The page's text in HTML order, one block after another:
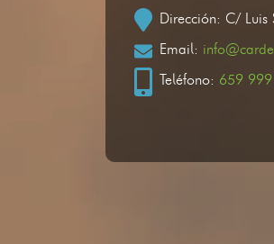
Dirección: C/ Luis
Email:
Teléfono: 659